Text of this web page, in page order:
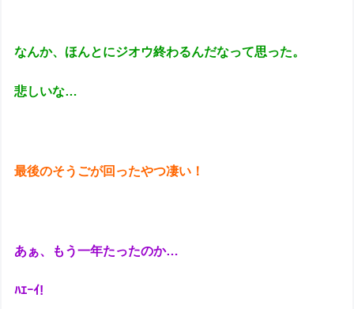
なんか、ほんとにジオウ終わるんだなって思った。
悲しいな…
最後のそうごが回ったやつ凄い！
あぁ、もう一年たったのか…
ﾊｴｰｲ!